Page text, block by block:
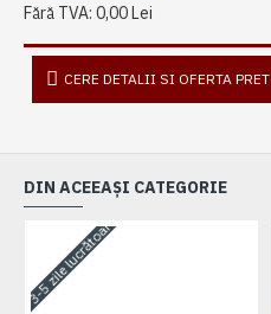
Fără TVA: 0,00 Lei
CERE DETALII SI OFERTA PRET
DIN ACEEAȘI CATEGORIE
3-5 zile lucrătoare